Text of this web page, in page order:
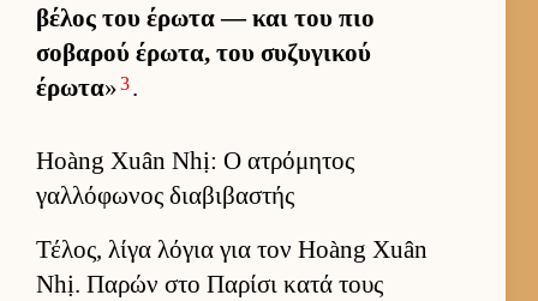
βέλος του έρωτα — και του πιο
σοβαρού έρωτα, του συζυγικού
έρωτα»3.
Hoàng Xuân Nhị: Ο ατρόμητος
γαλλόφωνος διαβιβαστής
Τέλος, λίγα λόγια για τον Hoàng Xuân
Nhị. Παρών στο Παρίσι κατά τους